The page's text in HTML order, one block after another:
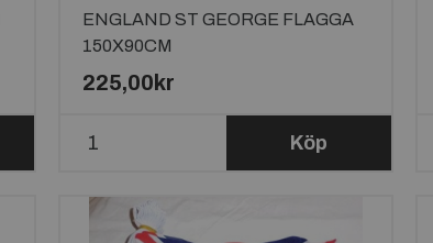
ENGLAND ST GEORGE FLAGGA
150X90CM
225,00kr
Köp